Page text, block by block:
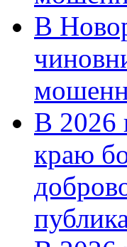
В
В 2026
краю